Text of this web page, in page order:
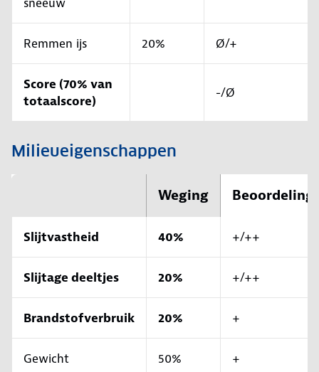
sneeuw
Remmen ijs 20% Ø/+
Score (70% van
totaalscore)
-/Ø
Milieueigenschappen
Weging Beoordeling
Slijtvastheid 40% +/++
Slijtage deeltjes 20% +/++
Brandstofverbruik 20% +
Gewicht 50% +